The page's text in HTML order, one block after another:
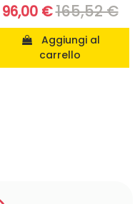
96,00 €165,52 €
carrello